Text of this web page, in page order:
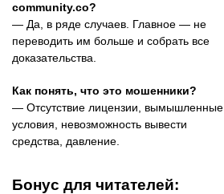
community.co?
— Да, в ряде случаев. Главное — не
переводить им больше и собрать все
доказательства.
Как понять, что это мошенники?
— Отсутствие лицензии, вымышленные
условия, невозможность вывести
средства, давление.
Бонус для читателей: